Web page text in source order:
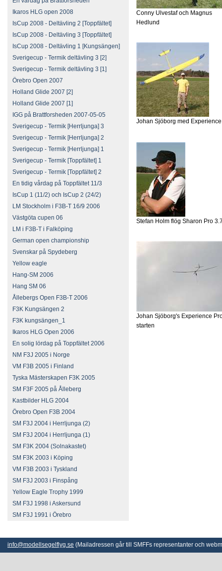
Ikaros HLG open 2008
IsCup 2008 - Deltävling 2 [Toppfältet]
IsCup 2008 - Deltävling 3 [Toppfältet]
IsCup 2008 - Deltävling 1 [Kungsängen]
Sverigecup - Termik deltävling 3 [2]
Sverigecup - Termik deltävling 3 [1]
Örebro Open 2007
Holland Glide 2007 [2]
Holland Glide 2007 [1]
IGG på Brattforsheden 2007-05-05
Sverigecup - Termik [Herrljunga] 3
Sverigecup - Termik [Herrljunga] 2
Sverigecup - Termik [Herrljunga] 1
Sverigecup - Termik [Toppfältet] 1
Sverigecup - Termik [Toppfältet] 2
En tidig vårdag på Toppfältet 11/3
IsCup 1 (11/2) och IsCup 2 (24/2)
LM Stockholm i F3B-T 16/9 2006
Västgöta cupen 06
LM i F3B-T i Falköping
German open championship
Svenskar på Spydeberg
Yellow eagle
Hang-SM 2006
Hang SM 06
Ållebergs Open F3B-T 2006
F3K Kungsängen 2
F3K kungsängen_1
Ikaros HLG Open 2006
En solig lördag på Toppfältet 2006
NM F3J 2005 i Norge
VM F3B 2005 i Finland
Tyska Mästerskapen F3K 2005
SM F3F 2005 på Ålleberg
Kastbilder HLG 2004
Örebro Open F3B 2004
SM F3J 2004 i Herrljunga (2)
SM F3J 2004 i Herrljunga (1)
SM F3K 2004 (Solnakastet)
SM F3K 2003 i Köping
VM F3B 2003 i Tyskland
SM F3J 2003 i Finspång
Yellow Eagle Trophy 1999
SM F3J 1998 i Askersund
SM F3J 1991 i Örebro
Conny Ulvestaf och Magnus
Hedlund
Johan Sjöborg med
Stefan Holm flög Sharon Pro
Johan Sjöborg's Experience
starten
info@modellsegelflyg.se (Mailadressen går till SMFFs representanter och